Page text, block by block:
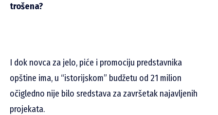
trošena?
I dok novca za jelo, piće i promociju predstavnika
opštine ima, u “istorijskom” budžetu od 21 milion
očigledno nije bilo sredstava za završetak najavljenih
projekata.